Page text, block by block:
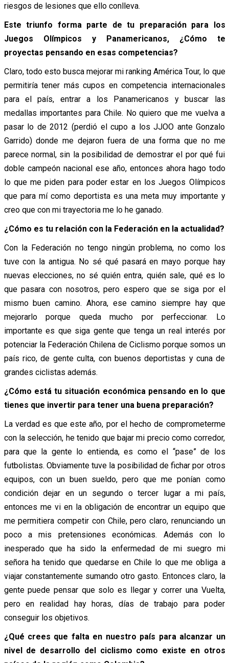
riesgos de lesiones que ello conlleva.
Este triunfo forma parte de tu preparación para los
Juegos Olímpicos y Panamericanos, ¿Cómo te
proyectas pensando en esas competencias?
Claro, todo esto busca mejorar mi ranking América Tour, lo que
permitiría tener más cupos en competencia internacionales
para el país, entrar a los Panamericanos y buscar las
medallas importantes para Chile. No quiero que me vuelva a
pasar lo de 2012 (perdió el cupo a los JJOO ante Gonzalo
Garrido) donde me dejaron fuera de una forma que no me
parece normal, sin la posibilidad de demostrar el por qué fui
doble campeón nacional ese año, entonces ahora hago todo
lo que me piden para poder estar en los Juegos Olímpicos
que para mí como deportista es una meta muy importante y
creo que con mi trayectoria me lo he ganado.
¿Cómo es tu relación con la Federación en la actualidad?
Con la Federación no tengo ningún problema, no como los
tuve con la antigua. No sé qué pasará en mayo porque hay
nuevas elecciones, no sé quién entra, quién sale, qué es lo
que pasara con nosotros, pero espero que se siga por el
mismo buen camino. Ahora, ese camino siempre hay que
mejorarlo porque queda mucho por perfeccionar. Lo
importante es que siga gente que tenga un real interés por
potenciar la Federación Chilena de Ciclismo porque somos un
país rico, de gente culta, con buenos deportistas y cuna de
grandes ciclistas además.
¿Cómo está tu situación económica pensando en lo que
tienes que invertir para tener una buena preparación?
La verdad es que este año, por el hecho de comprometerme
con la selección, he tenido que bajar mi precio como corredor,
para que la gente lo entienda, es como el “pase” de los
futbolistas. Obviamente tuve la posibilidad de fichar por otros
equipos, con un buen sueldo, pero que me ponían como
condición dejar en un segundo o tercer lugar a mi país,
entonces me vi en la obligación de encontrar un equipo que
me permitiera competir con Chile, pero claro, renunciando un
poco a mis pretensiones económicas. Además con lo
inesperado que ha sido la enfermedad de mi suegro mi
señora ha tenido que quedarse en Chile lo que me obliga a
viajar constantemente sumando otro gasto. Entonces claro, la
gente puede pensar que solo es llegar y correr una Vuelta,
pero en realidad hay horas, días de trabajo para poder
conseguir los objetivos.
¿Qué crees que falta en nuestro país para alcanzar un
nivel de desarrollo del ciclismo como existe en otros